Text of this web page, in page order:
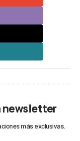
newsletter
más exclusivas.